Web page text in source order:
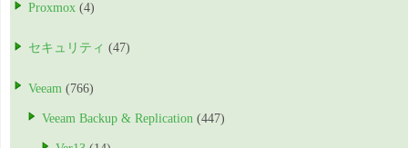
Proxmox (4)
セキュリティ (47)
Veeam (766)
Veeam Backup & Replication (447)